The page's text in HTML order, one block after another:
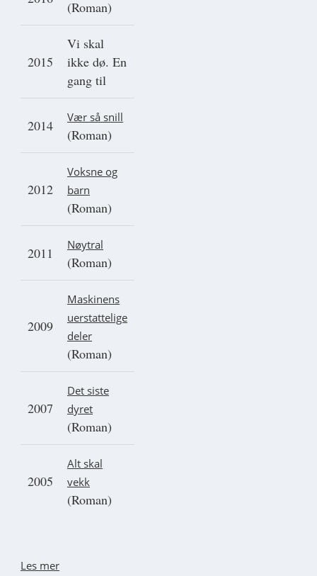
(Roman)
2015
Vi skal
ikke dø. En
gang til
2014 Vær så snill
(Roman)
2012
Voksne og
barn
(Roman)
2011 Nøytral
(Roman)
2009
Maskinens
uerstattelige
deler
(Roman)
2007
Det siste
dyret
(Roman)
2005
Alt skal
vekk
(Roman)
Les mer